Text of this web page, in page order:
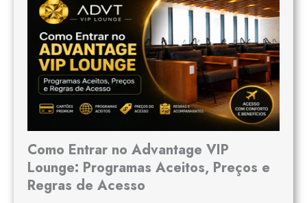
Como Entrar no Advantage VIP
Lounge: Programas Aceitos, Preços e
Regras de Acesso